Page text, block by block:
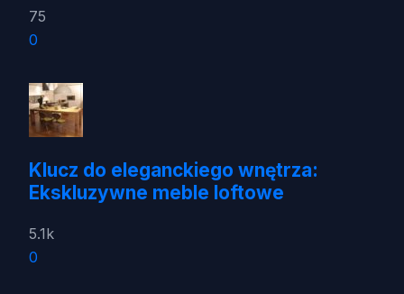
75
0
Klucz do eleganckiego wnętrza:
Ekskluzywne meble loftowe
5.1k
0